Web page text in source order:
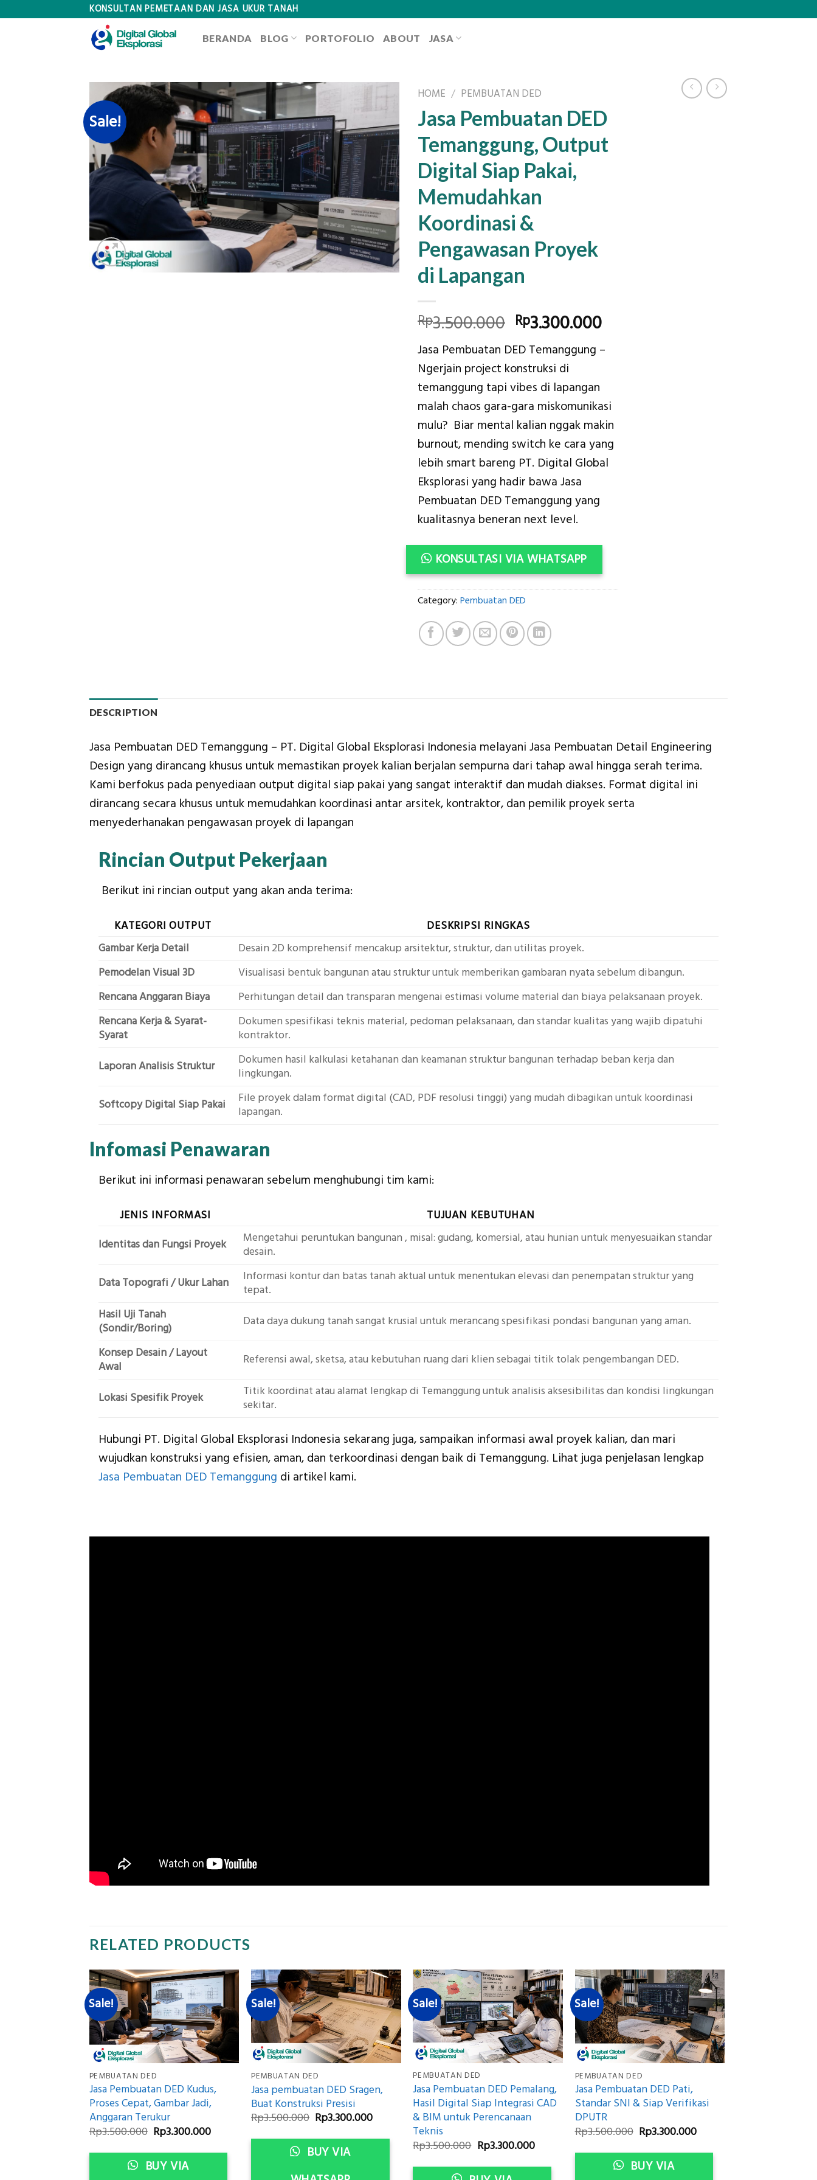
KONSULTAN PEMETAAN DAN JASA UKUR TANAH
BERANDA BLOG PORTOFOLIO ABOUT JASA
Sale!
HOME / PEMBUATAN DED
Jasa Pembuatan DED
Temanggung, Output
Digital Siap Pakai,
Memudahkan
Koordinasi &
Pengawasan Proyek
di Lapangan
Rp3.500.000 Original
price
was:
Rp3.500.000.
Rp3.300.000Current
is:
Jasa Pembuatan DED Temanggung –
Ngerjain project konstruksi di
temanggung tapi vibes di lapangan
malah chaos gara-gara miskomunikasi
mulu? Biar mental kalian nggak makin
burnout, mending switch ke cara yang
lebih smart bareng PT. Digital Global
Eksplorasi yang hadir bawa Jasa
Pembuatan DED Temanggung yang
kualitasnya beneran next level.
KONSULTASI VIA WHATSAPP
Category: Pembuatan DED
DESCRIPTION
Jasa Pembuatan DED Temanggung – PT. Digital Global Eksplorasi Indonesia melayani Jasa Pembuatan Detail Engineering
Design yang dirancang khusus untuk memastikan proyek kalian berjalan sempurna dari tahap awal hingga serah terima.
Kami berfokus pada penyediaan output digital siap pakai yang sangat interaktif dan mudah diakses. Format digital ini
dirancang secara khusus untuk memudahkan koordinasi antar arsitek, kontraktor, dan pemilik proyek serta
menyederhanakan pengawasan proyek di lapangan
Rincian Output Pekerjaan
Berikut ini rincian output yang akan anda terima:
KATEGORI OUTPUT
DESKRIPSI RINGKAS
Gambar Kerja Detail
Desain 2D komprehensif mencakup arsitektur, struktur, dan utilitas proyek.
Pemodelan Visual 3D
Visualisasi bentuk bangunan atau struktur untuk memberikan gambaran nyata sebelum dibangun.
Rencana Anggaran Biaya
Perhitungan detail dan transparan mengenai estimasi volume material dan biaya pelaksanaan proyek.
Rencana Kerja & Syarat-
Syarat
Dokumen spesifikasi teknis material, pedoman pelaksanaan, dan standar kualitas yang wajib dipatuhi
kontraktor.
Laporan Analisis Struktur
Dokumen hasil kalkulasi ketahanan dan keamanan struktur bangunan terhadap beban kerja dan
lingkungan.
Softcopy Digital Siap Pakai
File proyek dalam format digital (CAD, PDF resolusi tinggi) yang mudah dibagikan untuk koordinasi
lapangan.
Infomasi Penawaran
Berikut ini informasi penawaran sebelum menghubungi tim kami:
JENIS INFORMASI
TUJUAN KEBUTUHAN
Identitas dan Fungsi Proyek
Mengetahui peruntukan bangunan , misal: gudang, komersial, atau hunian untuk menyesuaikan standar
desain.
Data Topografi / Ukur Lahan
Informasi kontur dan batas tanah aktual untuk menentukan elevasi dan penempatan struktur yang
tepat.
Hasil Uji Tanah
(Sondir/Boring)
Data daya dukung tanah sangat krusial untuk merancang spesifikasi pondasi bangunan yang aman.
Konsep Desain / Layout
Awal
Referensi awal, sketsa, atau kebutuhan ruang dari klien sebagai titik tolak pengembangan DED.
Lokasi Spesifik Proyek
Titik koordinat atau alamat lengkap di Temanggung untuk analisis aksesibilitas dan kondisi lingkungan
sekitar.
Hubungi PT. Digital Global Eksplorasi Indonesia sekarang juga, sampaikan informasi awal proyek kalian, dan mari
wujudkan konstruksi yang efisien, aman, dan terkoordinasi dengan baik di Temanggung. Lihat juga penjelasan lengkap
Jasa Pembuatan DED Temanggung di artikel kami.
RELATED PRODUCTS
Sale!
PEMBUATAN DED
Jasa Pembuatan DED Kudus,
Proses Cepat, Gambar Jadi,
Anggaran Terukur
Rp3.500.000 Original
price
was:
Rp3.500.000.
Rp3.300.000Current
is:
BUY VIA
Sale!
PEMBUATAN DED
Jasa pembuatan DED Sragen,
Buat Konstruksi Presisi
Rp3.500.000 Original
price
was:
Rp3.500.000.
Rp3.300.000Current
is:
Rp3.300.000.
BUY VIA
Sale!
PEMBUATAN DED
Jasa Pembuatan DED Pemalang,
Hasil Digital Siap Integrasi CAD
& BIM untuk Perencanaan
Teknis
Rp3.500.000 Original
price
was:
Rp3.500.000.
Rp3.300.000Current
is:
Sale!
PEMBUATAN DED
Jasa Pembuatan DED Pati,
Standar SNI & Siap Verifikasi
DPUTR
Rp3.500.000 Original
price
was:
Rp3.500.000.
Rp3.300.000Current
is:
BUY VIA